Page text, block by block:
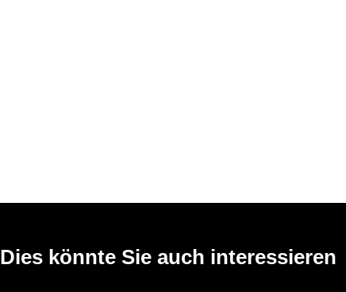
Dies könnte Sie auch interessieren